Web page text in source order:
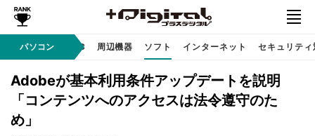
パソコン
クノロジ AI PC 周辺機器 ソフト インターネット セキュリティ
Adobeが基本利用条件アップデートを説明
「コンテンツへのアクセスは法令遵守のた
め」